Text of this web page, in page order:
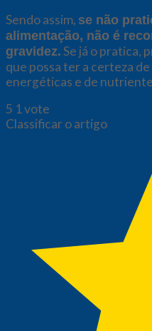
Sendo assim, se não
alimentação, não é
gravidez. Se já o pratica,
que possa ter a certeza
energéticas e de
5 1 vote
Classificar o artigo